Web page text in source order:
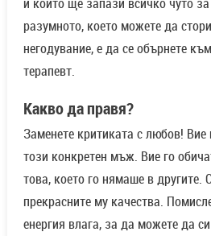
разумното, което можете да
негодувание, е да се обърнете
терапевт.
Какво да правя?
Заменете критиката с любов! Вие
този конкретен мъж. Вие го
това, което го нямаше в другите.
прекрасните му качества.
енергия влага, за да можете да